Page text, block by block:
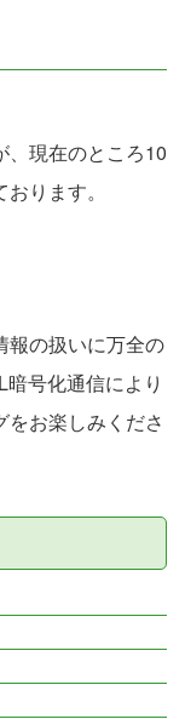
、現在のところ10
ります。
報の扱いに万全の
号化通信により
お楽しみくださ